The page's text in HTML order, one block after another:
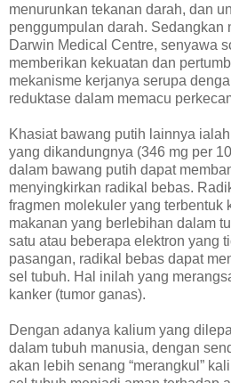
menurunkan tekanan darah, dan
penggumpulan darah. Sedangkan
Darwin Medical Centre, senyawa
memberikan kekuatan dan
mekanisme kerjanya serupa
reduktase dalam memacu
Khasiat bawang putih lainnya
yang dikandungnya (346 mg per
dalam bawang putih dapat
menyingkirkan radikal bebas.
fragmen molekuler yang terbentuk
makanan yang berlebihan dalam
satu atau beberapa elektron yang
pasangan, radikal bebas dapat
sel tubuh. Hal inilah yang
kanker (tumor ganas).
Dengan adanya kalium yang
dalam tubuh manusia, dengan
akan lebih senang “merangkul”